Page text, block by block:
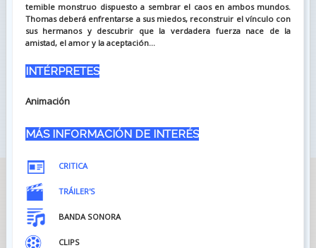
temible monstruo dispuesto a sembrar el caos en ambos mundos.
Thomas deberá enfrentarse a sus miedos, reconstruir el vínculo con
sus hermanos y descubrir que la verdadera fuerza nace de la
amistad, el amor y la aceptación...
INTÉRPRETES
Animación
MÁS INFORMACIÓN DE INTERÉS
CRITICA
TRÁILER'S
BANDA SONORA
CLIPS